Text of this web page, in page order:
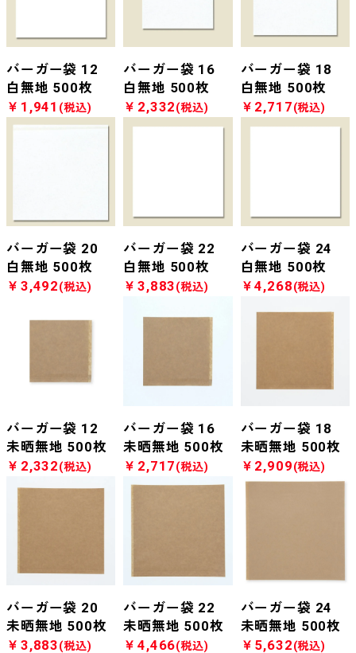
バーガー袋 12
白無地 500枚
￥1,941 (税込)
バーガー袋 16
白無地 500枚
￥2,332(税込)
バーガー袋 18
白無地 500枚
￥2,717(税込)
バーガー袋 20
白無地 500枚
￥3,492(税込)
バーガー袋 22
白無地 500枚
￥3,883(税込)
バーガー袋 24
白無地 500枚
￥4,268(税込)
バーガー袋 12
未晒無地 500枚
￥2,332(税込)
バーガー袋 16
未晒無地 500枚
￥2,717(税込)
バーガー袋 18
未晒無地 500枚
￥2,909(税込)
バーガー袋 20
未晒無地 500枚
￥3,883(税込)
バーガー袋 22
未晒無地 500枚
￥4,466(税込)
バーガー袋 24
未晒無地 500枚
￥5,632(税込)